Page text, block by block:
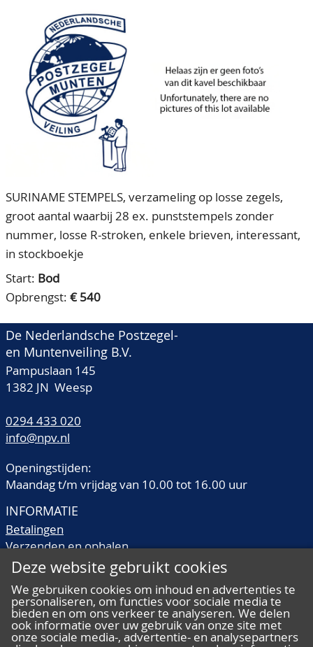
OVER ONS
Ons Team
80 jarig bestaan
CONTACT
ACCOUNT
SURINAME STEMPELS, verzameling op losse zegels,
groot aantal waarbij 28 ex. punststempels zonder
nummer, losse R-stroken, enkele brieven, interessant,
in stockboekje
Start: Bod
Opbrengst: € 540
De Nederlandsche Postzegel-
en Muntenveiling B.V.
Pampuslaan 145
1382 JN Weesp
0294 433 020
info@npv.nl
Openingstijden:
Maandag t/m vrijdag van 10.00 tot 16.00 uur
INFORMATIE
Betalingen
Verzenden en ophalen
Veilingtermen
Kwaliteitsomschrijvingen
Veelgestelde vragen
Deze website gebruikt cookies
We gebruiken cookies om inhoud en advertenties te
personaliseren, om functies voor sociale media te
bieden en om ons verkeer te analyseren. We delen
ook informatie over uw gebruik van onze site met
onze sociale media-, advertentie- en analysepartners